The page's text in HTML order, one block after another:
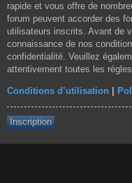
rapide et vous offre de
forum peuvent accorder des
utilisateurs inscrits. Avant de
connaissance de nos
confidentialité. Veuillez
attentivement toutes les
Conditions d’utilisation
Inscription